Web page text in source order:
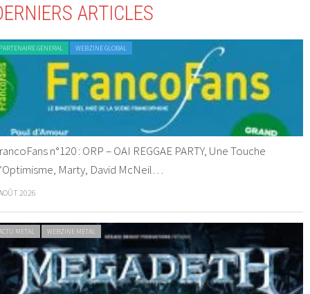
ARTICLES
GENERAL WEBZINE GLOBAL
n°120 : ORP – OAI REGGAE PARTY, Une Touche
Marty, David McNeil…
2026
METAL WEBZINE METAL